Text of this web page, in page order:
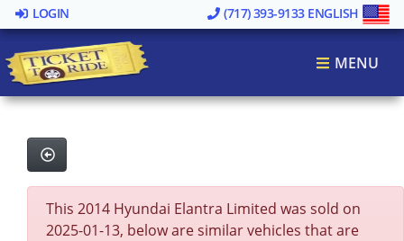
LOGIN (717) 393-9133 ENGLISH
MENU
This 2014 Hyundai Elantra Limited was sold on
2025-01-13, below are similar vehicles that are